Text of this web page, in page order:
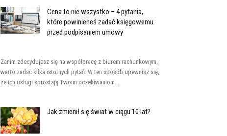
Cena to nie wszystko – 4 pytania,
które powinieneś zadać księgowemu
przed podpisaniem umowy
Zanim zdecydujesz się na współpracę z biurem rachunkowym,
warto zadać kilka istotnych pytań. W ten sposób upewnisz się,
że ich usługi sprostają Twoim oczekiwaniom....
Jak zmienił się świat w ciągu 10 lat?